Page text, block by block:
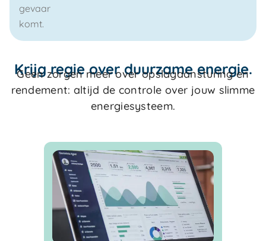
gevaar
komt.
Krijg regie over duurzame energie.
Geen zorgen meer over opslagaansturing en
rendement: altijd de controle over jouw slimme
energiesysteem.